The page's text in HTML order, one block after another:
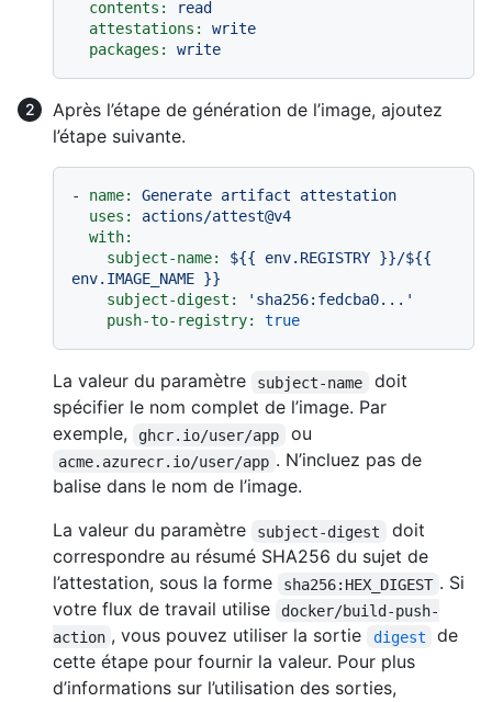
contents:
read
attestations:
write
packages:
write
Après l’étape de génération de l’image, ajoutez
l’étape suivante.
- name: Generate artifact
attestation
uses:
actions/attest@v4
with:
subject-name:
${{ env.REGISTRY }}/${{
env.IMAGE_NAME }}
subject-digest:
'sha256:fedcba0...'
push-to-registry:
true
La valeur du paramètre subject-name
doit
spécifier le nom complet de l’image. Par
exemple,
ghcr.io/user/app ou
acme.azurecr.io/user/app . N’incluez pas de
balise dans le nom de l’image.
La valeur du paramètre
subject-digest
doit
correspondre au résumé SHA256 du sujet de
l’attestation, sous la forme
sha256:HEX_DIGEST . Si
votre flux de travail utilise
docker/build-push-
action , vous pouvez utiliser la sortie digest
de
cette étape pour fournir la valeur. Pour plus
d’informations sur l’utilisation des sorties,